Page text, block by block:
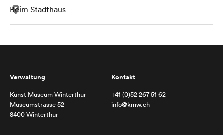
Beim Stadthaus
Verwaltung
Kunst Museum Winterthur
Museumstrasse 52
8400 Winterthur
Kontakt
+41 (0)52 267 51 62
info@kmw.ch